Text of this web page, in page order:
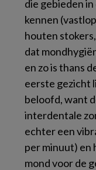
die gebieden
kennen
houten
dat
en zo is thans
eerste gezicht
beloofd, want
interdentale
echter een
per minuut) en
mond voor de